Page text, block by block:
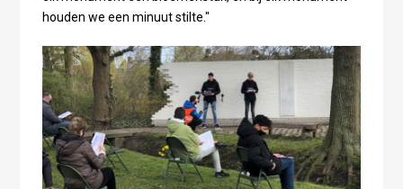
houden we een minuut stilte."